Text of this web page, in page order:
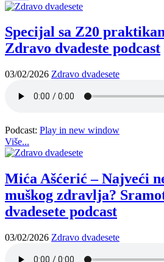
Specijal sa Z20
Zdravo dvadeste podcast
03/02/2026 Zdravo dvadesete
Podcast: Play in new window
Više...
Mića Ašćerić – Najveći
muškog zdravlja?
dvadesete podcast
03/02/2026 Zdravo dvadesete